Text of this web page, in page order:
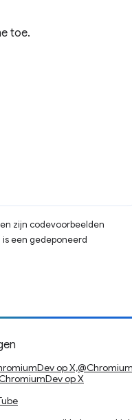
toe.
en zijn codevoorbeelden
is een gedeponeerd
op
op X